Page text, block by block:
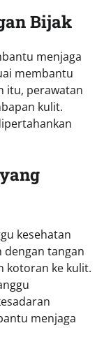
Bijak
menjaga
membantu
itu, perawatan
kulit.
kesehatan
dengan tangan
kotoran ke kulit.
menjaga